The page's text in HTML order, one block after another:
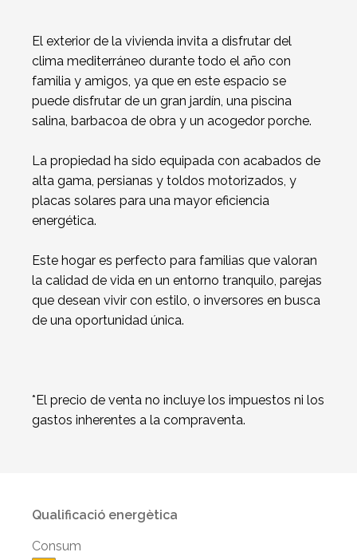
El exterior de la vivienda invita a disfrutar del
clima mediterráneo durante todo el año con
familia y amigos, ya que en este espacio se
puede disfrutar de un gran jardín, una piscina
salina, barbacoa de obra y un acogedor porche.
La propiedad ha sido equipada con acabados de
alta gama, persianas y toldos motorizados, y
placas solares para una mayor eficiencia
energética.
Este hogar es perfecto para familias que valoran
la calidad de vida en un entorno tranquilo, parejas
que desean vivir con estilo, o inversores en busca
de una oportunidad única.
*El precio de venta no incluye los impuestos ni los
gastos inherentes a la compraventa.
Qualificació energètica
Consum